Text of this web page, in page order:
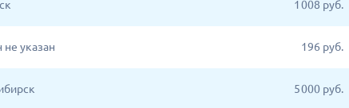
1 008 руб.
не указан 196 руб.
5 000 руб.